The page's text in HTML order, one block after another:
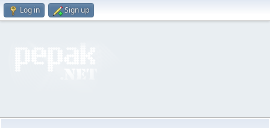
Log in Sign up